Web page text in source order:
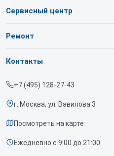
Сервисный центр
О нашем сервисе
Срочный ремонт
Доставка и способы оплаты
Диагностика
Контакты
Ремонт
Кофемашин
Контакты
+7 (495) 128-27-43
г. Москва, ул. Вавилова 3
Посмотреть на карте
Ежедневно с 9:00 до 21:00